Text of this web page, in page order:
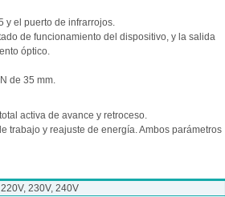
y el puerto de infrarrojos.
de funcionamiento del dispositivo, y la salida
óptico.
de 35 mm.
activa de avance y retroceso.
trabajo y reajuste de energía. Ambos parámetros
230V, 240V